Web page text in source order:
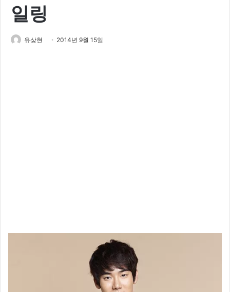
일링
유상현 2014년 9월 15일